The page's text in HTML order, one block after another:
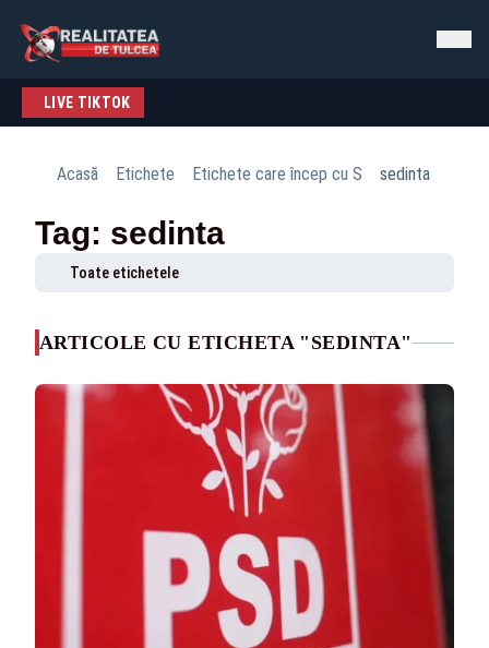
LIVE TIKTOK
Acasă Etichete Etichete care încep cu S sedinta
Tag: sedinta
Toate etichetele
ARTICOLE CU ETICHETA "SEDINTA"